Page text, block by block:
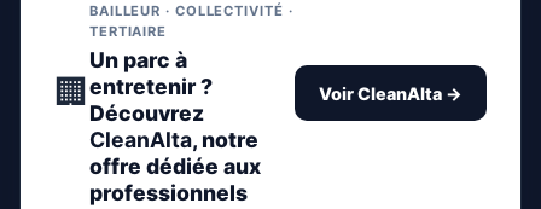
🏢
BAILLEUR · COLLECTIVITÉ ·
TERTIAIRE
Un parc à
entretenir ?
Découvrez
CleanAlta, notre
offre dédiée aux
professionnels
Voir CleanAlta →